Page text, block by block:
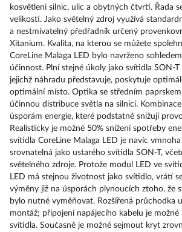
kosvětlení silnic, ulic a obytných čtvrtí. Řada
velikostí. Jako světelný zdroj využívá
a nestmívatelný předřadník určený
Xitanium. Kvalita, na kterou se můžete
CoreLine Malaga LED bylo navrženo
účinnost. Plní stejné úkoly jako svítidla SON-
jejichž náhradu představuje, poskytuje
optimální místo. Optika se středním
účinnou distribuce světla na silnici.
úsporám energie, které podstatně snižují
Realisticky je možné 50% snížení spotřeby
svítidla CoreLine Malaga LED je navíc
srovnatelná jako ustarého svítidla SON-T,
světelného zdroje. Protože modul LED ve
LED má stejnou životnost jako svítidlo, vrátí
výměny již na úsporách plynoucích ztoho, že
bylo nutné vyměňovat. Rozšířená průchodka
montáž; připojení napájecího kabelu je
svítidla. Současně je možné sejmout kryt